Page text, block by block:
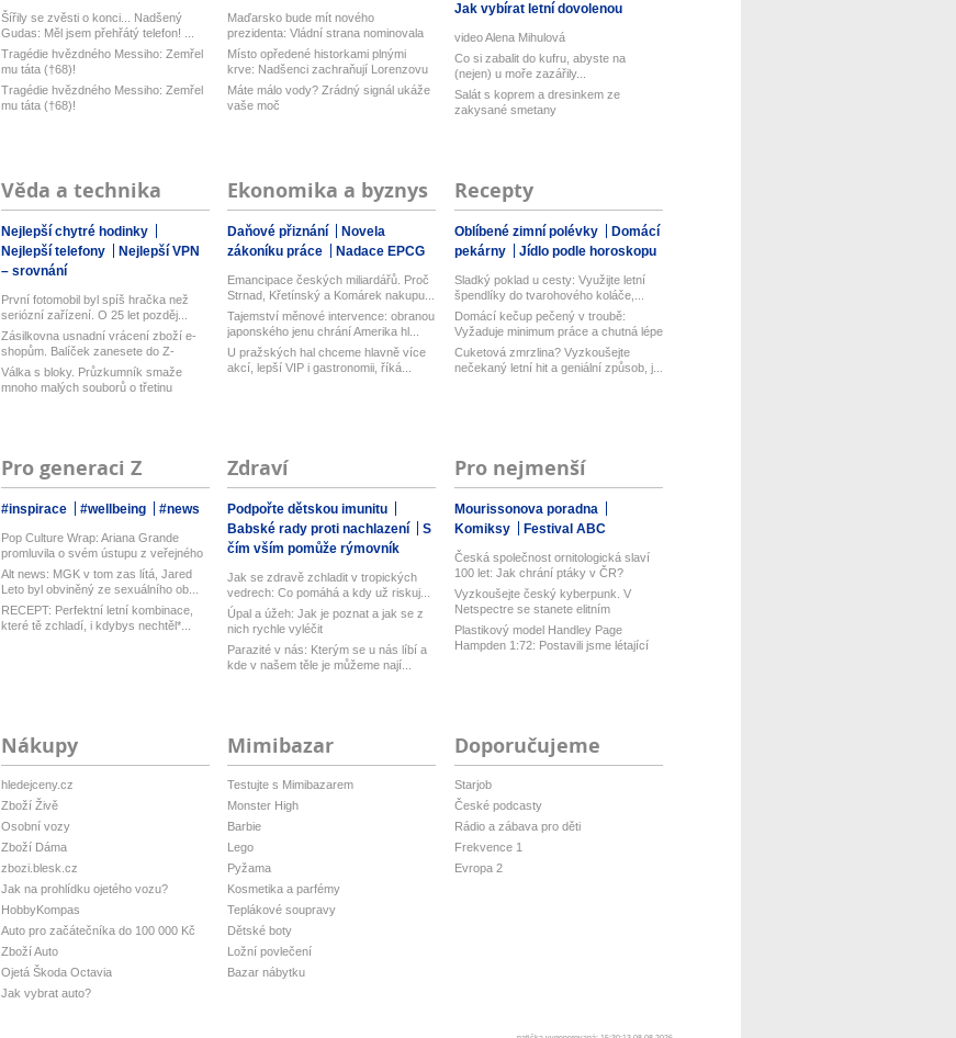
Šířily se zvěsti o konci... Nadšený
Gudas: Měl jsem přehřátý telefon! ...
Tragédie hvězdného Messiho: Zemřel
mu táta (†68)!
Tragédie hvězdného Messiho: Zemřel
mu táta (†68)!
Maďarsko bude mít nového
prezidenta: Vládní strana nominovala
bývalého...
Místo opředené historkami plnými
krve: Nadšenci zachraňují Lorenzovu
h...
Máte málo vody? Zrádný signál ukáže
vaše moč
Jak vybírat letní dovolenou
video Alena Mihulová
Co si zabalit do kufru, abyste na
(nejen) u moře zazářily...
Salát s koprem a dresinkem ze
zakysané smetany
Věda a technika
Nejlepší chytré hodinky
Nejlepší telefony
Nejlepší VPN
– srovnání
První fotomobil byl spíš hračka než
seriózní zařízení. O 25 let pozděj...
Zásilkovna usnadní vrácení zboží e-
shopům. Balíček zanesete do Z-
Boxu,...
Válka s bloky. Průzkumník smaže
mnoho malých souborů o třetinu
Ekonomika a byznys
Daňové přiznání
Novela
zákoníku práce
Nadace EPCG
Emancipace českých miliardářů. Proč
Strnad, Křetínský a Komárek nakupu...
Tajemství měnové intervence: obranou
japonského jenu chrání Amerika hl...
U pražských hal chceme hlavně více
akcí, lepší VIP i gastronomii, říká...
Recepty
Oblíbené zimní polévky
Domácí
pekárny
Jídlo podle horoskopu
Sladký poklad u cesty: Využijte letní
špendlíky do tvarohového koláče,...
Domácí kečup pečený v troubě:
Vyžaduje minimum práce a chutná lépe
než...
Cuketová zmrzlina? Vyzkoušejte
nečekaný letní hit a geniální způsob, j...
Pro generaci Z
#inspirace #wellbeing #news
Pop Culture Wrap: Ariana Grande
promluvila o svém ústupu z veřejného
ž...
Alt news: MGK v tom zas lítá, Jared
Leto byl obviněný ze sexuálního ob...
RECEPT: Perfektní letní kombinace,
které tě zchladí, i kdybys nechtěl*...
Zdraví
Podpořte dětskou imunitu
Babské rady proti nachlazení
S
čím vším pomůže rýmovník
Jak se zdravě zchladit v tropických
vedrech: Co pomáhá a kdy už riskuj...
Úpal a úžeh: Jak je poznat a jak se z
nich rychle vyléčit
Parazité v nás: Kterým se u nás líbí a
kde v našem těle je můžeme nají...
Pro nejmenší
Mourissonova poradna
Komiksy
Festival ABC
Česká společnost ornitologická slaví
100 let: Jak chrání ptáky v ČR?
Vyzkoušejte český kyberpunk. V
Netspectre se stanete elitním
hackerem ...
Plastikový model Handley Page
Hampden 1:72: Postavili jsme létající
Nákupy
hledejceny.cz
Zboží Živě
Osobní vozy
Zboží Dáma
zbozi.blesk.cz
Jak na prohlídku ojetého vozu?
HobbyKompas
Auto pro začátečníka do 100 000 Kč
Zboží Auto
Ojetá Škoda Octavia
Jak vybrat auto?
Mimibazar
Testujte s Mimibazarem
Monster High
Barbie
Lego
Pyžama
Kosmetika a parfémy
Teplákové soupravy
Dětské boty
Ložní povlečení
Bazar nábytku
Doporučujeme
Starjob
České podcasty
Rádio a zábava pro děti
Frekvence 1
Evropa 2